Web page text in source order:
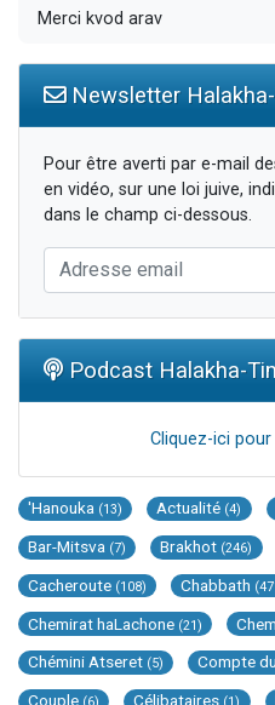
Merci kvod arav
Newsletter
Pour être averti par e-mail
en vidéo, sur une loi juive,
dans le champ ci-dessous.
Podcast Halakha-
Cliquez-ici
'Hanouka (13) Actualité (4)
Bar-Mitsva (7) Brakhot (246)
Cacheroute (108) Chabbath
Chemirat haLachone (21)
Chémini Atseret (5) Compte
Couple Célibataires